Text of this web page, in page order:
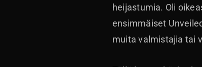
heijastumia. Oli
ensimmäiset
muita valmistajia tai